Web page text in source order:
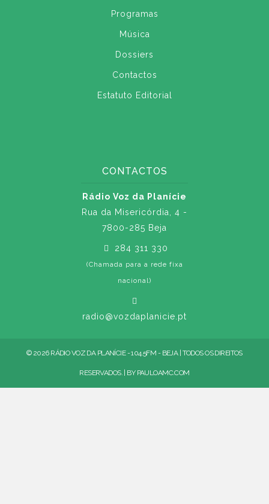
Programas
Música
Dossiers
Contactos
Estatuto Editorial
CONTACTOS
Rádio Voz da Planície
Rua da Misericórdia, 4 -
7800-285 Beja
284 311 330
(Chamada para a rede fixa
nacional)
radio@vozdaplanicie.pt
© 2026 RÁDIO VOZ DA PLANÍCIE - 104.5FM - BEJA | TODOS OS DIREITOS
RESERVADOS. | BY PAULOAMC.COM